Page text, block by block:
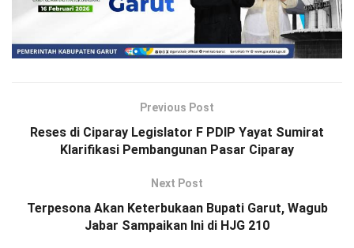
Previous Post
Reses di Ciparay Legislator F PDIP Yayat Sumirat
Klarifikasi Pembangunan Pasar Ciparay
Next Post
Terpesona Akan Keterbukaan Bupati Garut, Wagub
Jabar Sampaikan Ini di HJG 210